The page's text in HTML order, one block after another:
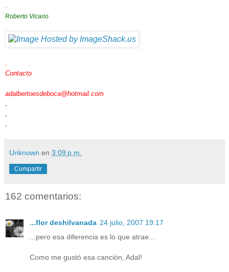
.
Roberto Vicario
.
Contacto
adalbertoesdeboca@hotmail.com
.
.
.
Unknown en 3:09 p.m.
Compartir
162 comentarios:
...flor deshilvanada 24 julio, 2007 19:17
...pero esa diferencia es lo que atrae...
Como me gustó esa canción, Adal!